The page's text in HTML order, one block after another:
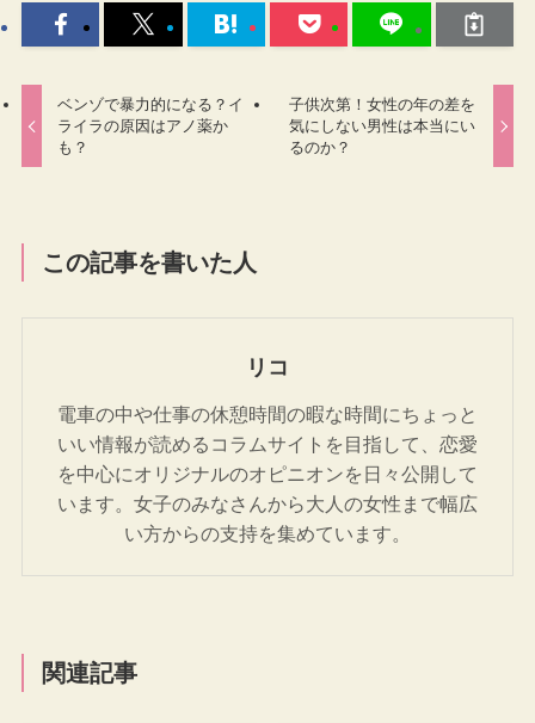
ベンゾで暴力的になる？イ
ライラの原因はアノ薬か
も？
子供次第！女性の年の差を
気にしない男性は本当にい
るのか？
この記事を書いた人
リコ
電車の中や仕事の休憩時間の暇な時間にちょっと
いい情報が読めるコラムサイトを目指して、恋愛
を中心にオリジナルのオピニオンを日々公開して
います。女子のみなさんから大人の女性まで幅広
い方からの支持を集めています。
関連記事